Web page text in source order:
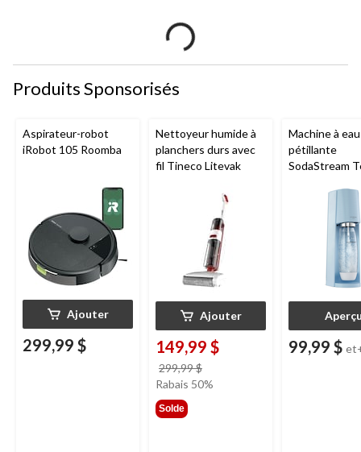
Produits Sponsorisés
Aspirateur-robot
iRobot 105 Roomba
Ajouter
299,99 $
Nettoyeur humide à
planchers durs avec
fil Tineco Litevak
Ajouter
149,99 $
299,99 $
était
Rabais 50%
Solde
Machine à eau
pétillante
SodaStream
99,99 $